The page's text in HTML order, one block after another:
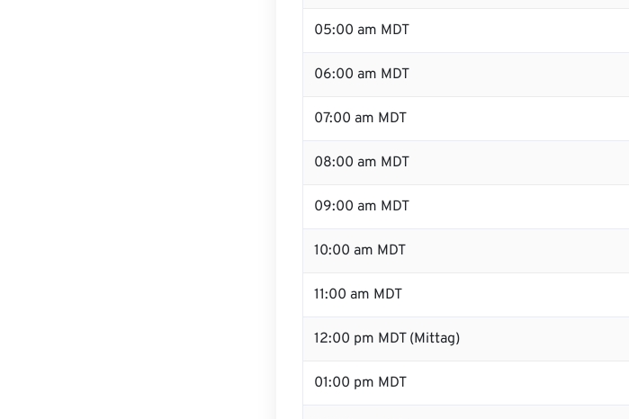
05:00 am MDT
06:00 am MDT
07:00 am MDT
08:00 am MDT
09:00 am MDT
10:00 am MDT
11:00 am MDT
12:00 pm MDT (Mittag)
01:00 pm MDT